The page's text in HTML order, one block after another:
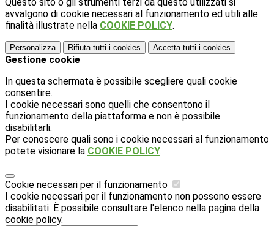
avvalgono di cookie necessari al funzionamento ed utili alle
finalità illustrate nella COOKIE POLICY.
Personalizza Rifiuta tutti i cookies Accetta tutti i cookies
Gestione cookie
In questa schermata è possibile scegliere quali cookie
consentire.
I cookie necessari sono quelli che consentono il
funzionamento della piattaforma e non è possibile
disabilitarli.
Per conoscere quali sono i cookie necessari al funzionamento
potete visionare la COOKIE POLICY.
Cookie necessari per il funzionamento
I cookie necessari per il funzionamento non possono essere
disabilitati. È possibile consultare l'elenco nella pagina della
cookie policy.